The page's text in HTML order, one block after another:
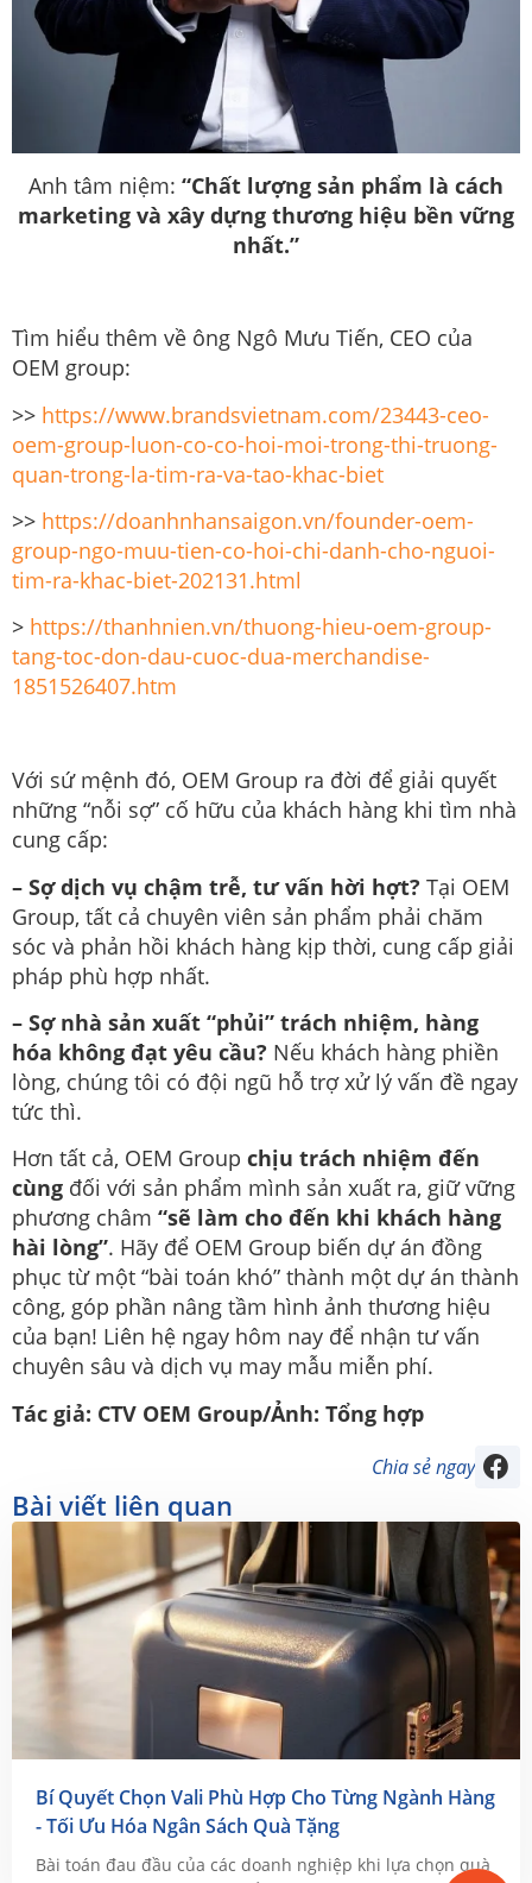
Anh tâm niệm: “Chất lượng sản phẩm là cách
marketing và xây dựng thương hiệu bền vững
nhất.”
Tìm hiểu thêm về ông Ngô Mưu Tiến, CEO của
OEM group:
>> https://www.brandsvietnam.com/23443-ceo-
oem-group-luon-co-co-hoi-moi-trong-thi-truong-
quan-trong-la-tim-ra-va-tao-khac-biet
>> https://doanhnhansaigon.vn/founder-oem-
group-ngo-muu-tien-co-hoi-chi-danh-cho-nguoi-
tim-ra-khac-biet-202131.html
> https://thanhnien.vn/thuong-hieu-oem-group-
tang-toc-don-dau-cuoc-dua-merchandise-
1851526407.htm
Với sứ mệnh đó, OEM Group ra đời để giải quyết
những “nỗi sợ” cố hữu của khách hàng khi tìm nhà
cung cấp:
– Sợ dịch vụ chậm trễ, tư vấn hời hợt? Tại OEM
Group, tất cả chuyên viên sản phẩm phải chăm
sóc và phản hồi khách hàng kịp thời, cung cấp giải
pháp phù hợp nhất.
– Sợ nhà sản xuất “phủi” trách nhiệm, hàng
hóa không đạt yêu cầu? Nếu khách hàng phiền
lòng, chúng tôi có đội ngũ hỗ trợ xử lý vấn đề ngay
tức thì.
Hơn tất cả, OEM Group chịu trách nhiệm đến
cùng đối với sản phẩm mình sản xuất ra, giữ vững
phương châm “sẽ làm cho đến khi khách hàng
hài lòng”. Hãy để OEM Group biến dự án đồng
phục từ một “bài toán khó” thành một dự án thành
công, góp phần nâng tầm hình ảnh thương hiệu
của bạn! Liên hệ ngay hôm nay để nhận tư vấn
chuyên sâu và dịch vụ may mẫu miễn phí.
Tác giả: CTV OEM Group/Ảnh: Tổng hợp
Chia sẻ ngay
Bài viết liên quan
Bí Quyết Chọn Vali Phù Hợp Cho Từng Ngành Hàng
- Tối Ưu Hóa Ngân Sách Quà Tặng
Bài toán đau đầu của các doanh nghiệp khi lựa chọn quà